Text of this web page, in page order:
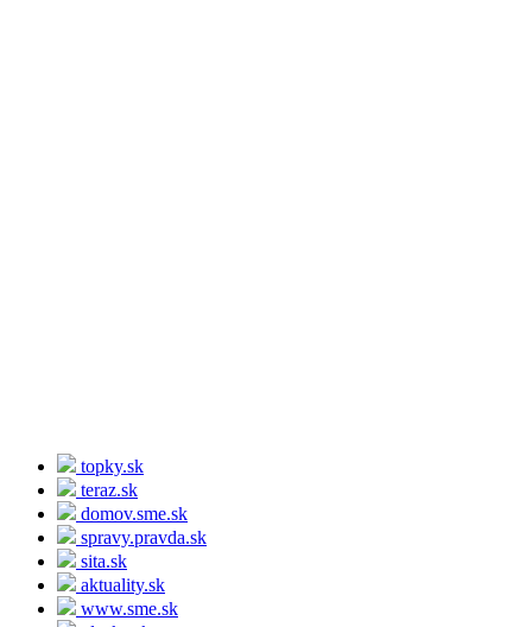
topky.sk
teraz.sk
domov.sme.sk
spravy.pravda.sk
sita.sk
aktuality.sk
www.sme.sk